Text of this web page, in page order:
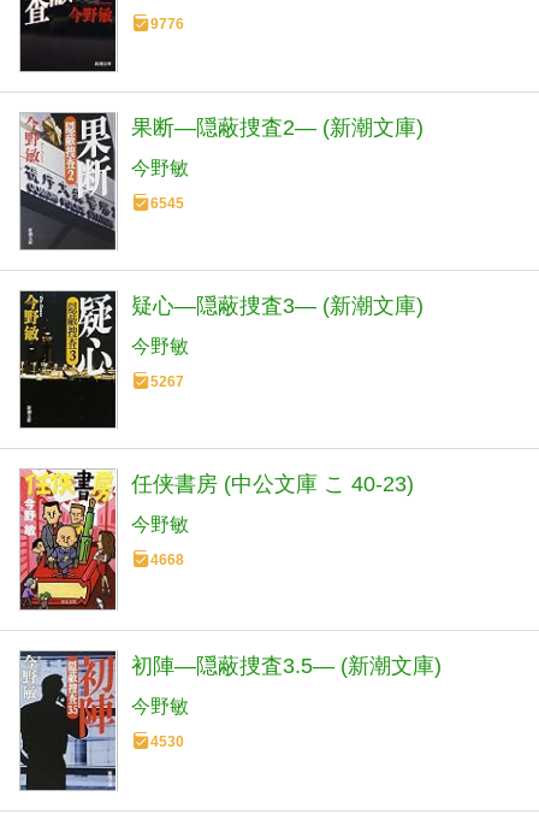
9776
果断―隠蔽捜査2― (新潮文庫)
今野敏
6545
疑心―隠蔽捜査3― (新潮文庫)
今野敏
5267
任侠書房 (中公文庫 こ 40-23)
今野敏
4668
初陣―隠蔽捜査3.5― (新潮文庫)
今野敏
4530